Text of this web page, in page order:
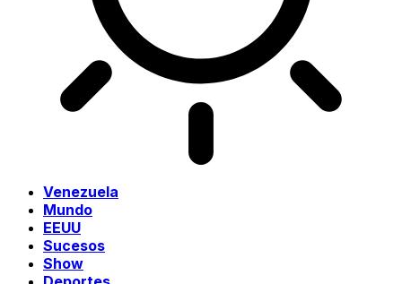
Venezuela
Mundo
EEUU
Sucesos
Show